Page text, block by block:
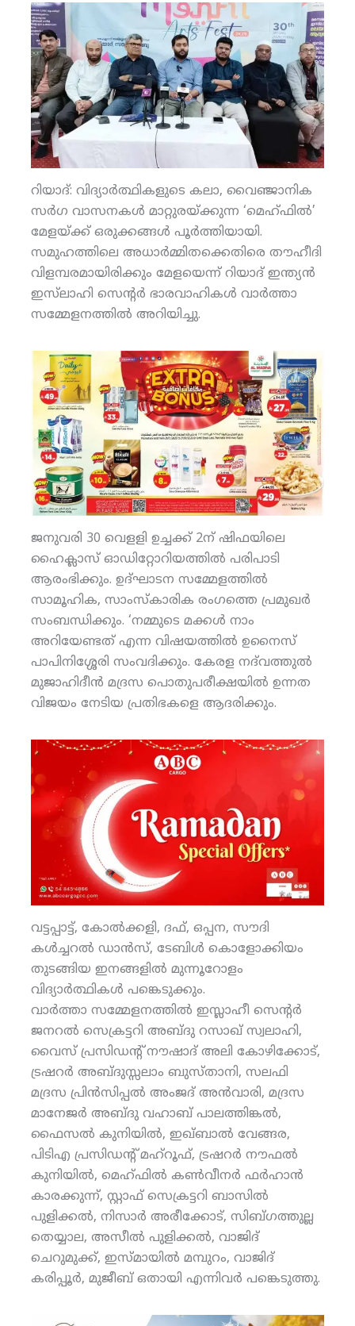
റിയാദ്: വിദ്യാര്‍ത്ഥികളുടെ കലാ, വൈഞ്ജാനിക
സര്‍ഗ വാസനകള്‍ മാറ്റുരയ്ക്കുന്ന ‘മെഹ്ഫില്‍’
മേളയ്ക്ക് ഒരുക്കങ്ങള്‍ പൂര്‍ത്തിയായി.
സമുഹത്തിലെ അധാര്‍മ്മിതക്കെതിരെ തൗഹീദി
വിളമ്പരമായിരിക്കും മേളയെന്ന് റിയാദ് ഇന്ത്യന്‍
ഇസ്‌ലാഹി സെന്റര്‍ ഭാരവാഹികള്‍ വാര്‍ത്താ
സമ്മേളനത്തില്‍ അറിയിച്ചു.
ജനുവരി 30 വെളളി ഉച്ചക്ക് 2ന് ഷിഫയിലെ
ഹൈക്ലാസ് ഓഡിറ്റോറിയത്തില്‍ പരിപാടി
ആരംഭിക്കും. ഉദ്ഘാടന സമ്മേളത്തില്‍
സാമൂഹിക, സാംസ്‌കാരിക രംഗത്തെ പ്രമുഖര്‍
സംബന്ധിക്കും. ‘നമ്മുടെ മക്കള്‍ നാം
അറിയേണ്ടത് എന്ന വിഷയത്തില്‍ ഉനൈസ്
പാപിനിശ്ശേരി സംവദിക്കും. കേരള നദ്‌വത്തുല്‍
മുജാഹിദീന്‍ മദ്രസ പൊതുപരീക്ഷയില്‍ ഉന്നത
വിജയം നേടിയ പ്രതിഭകളെ ആദരിക്കും.
വട്ടപ്പാട്ട്, കോല്‍ക്കളി, ദഫ്, ഒപ്പന, സൗദി
കള്‍ച്ചറല്‍ ഡാന്‍സ്, ടേബിള്‍ കൊളോക്കിയം
തുടങ്ങിയ ഇനങ്ങളില്‍ മുന്നൂറോളം
വിദ്യാര്‍ത്ഥികള്‍ പങ്കെടുക്കും.
വാര്‍ത്താ സമ്മേളനത്തില്‍ ഇസ്ലാഹീ സെന്റര്‍
ജനറല്‍ സെക്രട്ടറി അബ്ദു റസാഖ് സ്വലാഹി,
വൈസ് പ്രസിഡന്റ് നൗഷാദ് അലി കോഴിക്കോട്,
ട്രഷറര്‍ അബ്ദുസ്സലാം ബുസ്താനി, സലഫി
മദ്രസ പ്രിന്‍സിപ്പല്‍ അംജദ് അന്‍വാരി, മദ്രസ
മാനേജര്‍ അബ്ദു വഹാബ് പാലത്തിങ്കല്‍,
ഫൈസല്‍ കുനിയില്‍, ഇഖ്ബാല്‍ വേങ്ങര,
പിടിഎ പ്രസിഡന്റ് മഹ്‌റൂഫ്, ട്രഷറര്‍ നൗഫല്‍
കുനിയില്‍, മെഹ്ഫില്‍ കണ്‍വീനര്‍ ഫര്‍ഹാന്‍
കാരക്കുന്ന്, സ്റ്റാഫ് സെക്രട്ടറി ബാസില്‍
പുളിക്കല്‍, നിസാര്‍ അരീക്കോട്, സിബ്ഗത്തുല്ല
തെയ്യാല, അസീല്‍ പുളിക്കല്‍, വാജിദ്
ചെറുമുക്ക്, ഇസ്മായില്‍ മമ്പുറം, വാജിദ്
കരിപ്പൂര്‍, മുജീബ് ഒതായി എന്നിവര്‍ പങ്കെടുത്തു.